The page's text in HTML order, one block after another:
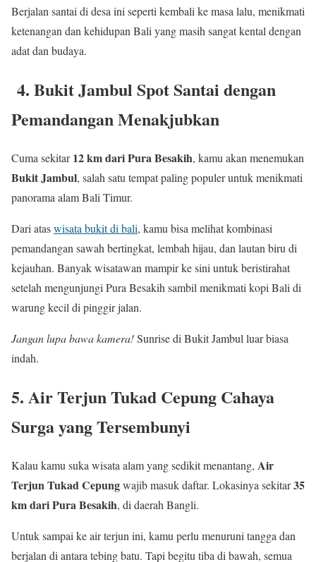
Berjalan santai di desa ini seperti kembali ke masa lalu, menikmati
ketenangan dan kehidupan Bali yang masih sangat kental dengan
adat dan budaya.
4. Bukit Jambul Spot Santai dengan
Pemandangan Menakjubkan
Cuma sekitar12 km dari Pura Besakih, kamu akan menemukan
Bukit Jambul, salah satu tempat paling populer untuk menikmati
panorama alam Bali Timur.
Dari ataswisata bukit di bali, kamu bisa melihat kombinasi
pemandangan sawah bertingkat, lembah hijau, dan lautan biru di
kejauhan. Banyak wisatawan mampir ke sini untuk beristirahat
setelah mengunjungi Pura Besakih sambil menikmati kopi Bali di
warung kecil di pinggir jalan.
Jangan lupa bawa kamera!Sunrise di Bukit Jambul luar biasa
indah.
5. Air Terjun Tukad Cepung Cahaya
Surga yang Tersembunyi
Kalau kamu suka wisata alam yang sedikit menantang, Air
Terjun Tukad Cepungwajib masuk daftar. Lokasinya sekitar35
km dari Pura Besakih, di daerah Bangli.
Untuk sampai ke air terjun ini, kamu perlu menuruni tangga dan
berjalan di antara tebing batu. Tapi begitu tiba di bawah, semua